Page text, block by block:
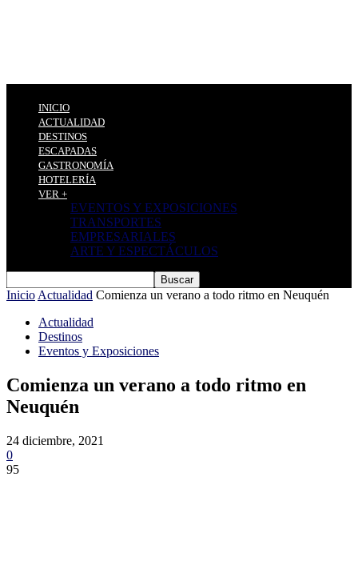
INICIO
ACTUALIDAD
DESTINOS
ESCAPADAS
GASTRONOMÍA
HOTELERÍA
VER +
EVENTOS Y EXPOSICIONES
TRANSPORTES
EMPRESARIALES
ARTE Y ESPECTÁCULOS
Inicio Actualidad Comienza un verano a todo ritmo en Neuquén
Actualidad
Destinos
Eventos y Exposiciones
Comienza un verano a todo ritmo en
Neuquén
24 diciembre, 2021
0
95